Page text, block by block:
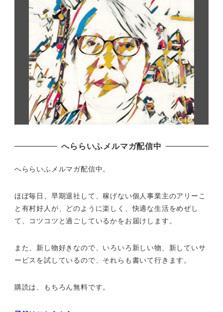
へららいふメルマガ配信中
へららいふメルマガ配信中。
ほぼ毎日、早期退社して、稼げない個人事業主のアリーこ
と有村好人が、どのように楽しく、快適な生活をめぜし
て、 コツコツと過ごしているかをお届けします。
また、新し物好きなので、いろいろ新しい物、 新していサ
ービスを試しているので、それらも書いて行きます。
購読は、もちろん無料です。